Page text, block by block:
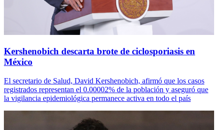
Kershenobich descarta brote de ciclosporiasis en
México
El secretario de Salud, David Kershenobich, afirmó que los casos
registrados representan el 0.00002% de la población y aseguró que
la vigilancia epidemiológica permanece activa en todo el país